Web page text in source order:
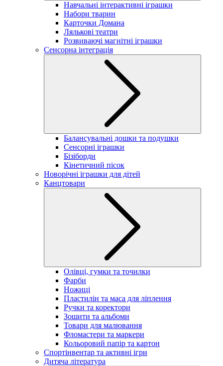
Навчальні інтерактивні іграшки
Набори тварин
Карточки Домана
Лялькові театри
Розвиваючі магнітні іграшки
Сенсорна інтеграція
Балансувальні дошки та подушки
Сенсорні іграшки
Бізіборди
Кінетичний пісок
Новорічні іграшки для дітей
Канцтовари
Олівці, гумки та точилки
Фарби
Ножиці
Пластилін та маса для ліплення
Ручки та коректори
Зошити та альбоми
Товари для малювання
Фломастери та маркери
Кольоровий папір та картон
Спортінвентар та активні ігри
Дитяча література